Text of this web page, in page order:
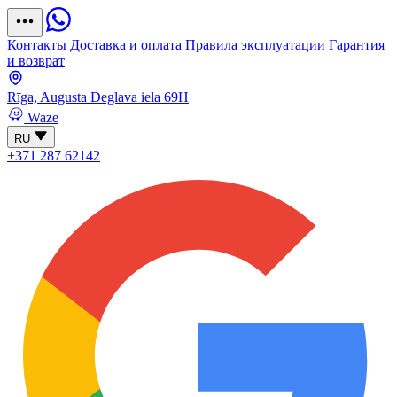
Контакты Доставка и оплата Правила эксплуатации Гарантия
и возврат
Rīga, Augusta Deglava iela 69H
Waze
RU
+371 287 62142